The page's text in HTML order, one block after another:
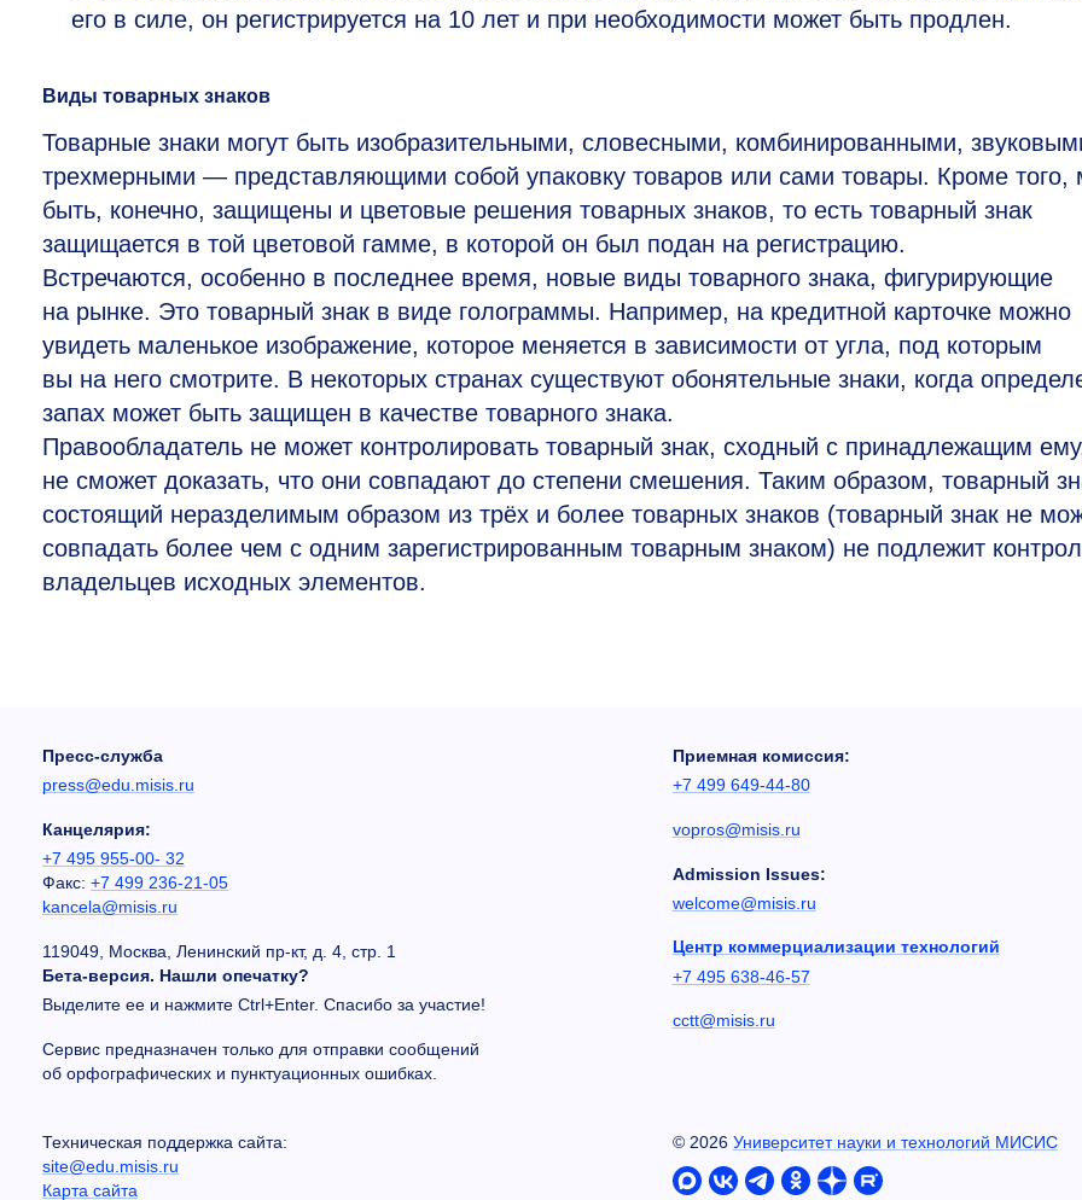
его в силе, он регистрируется на 10 лет и при необходимости может быть продлен.
Виды товарных знаков
Товарные знаки могут быть изобразительными, словесными, комбинированными,
трехмерными — представляющими собой упаковку товаров или сами товары. Кроме того,
быть, конечно, защищены и цветовые решения товарных знаков, то есть товарный знак
защищается в той цветовой гамме, в которой он был подан на регистрацию.
Встречаются, особенно в последнее время, новые виды товарного знака, фигурирующие
на рынке. Это товарный знак в виде голограммы. Например, на кредитной карточке можно
увидеть маленькое изображение, которое меняется в зависимости от угла, под которым
вы на него смотрите. В некоторых странах существуют обонятельные знаки, когда
запах может быть защищен в качестве товарного знака.
Правообладатель не может контролировать товарный знак, сходный с принадлежащим
не сможет доказать, что они совпадают до степени смешения. Таким образом, товарный
состоящий неразделимым образом из трёх и более товарных знаков (товарный знак не
совпадать более чем с одним зарегистрированным товарным знаком) не подлежит
владельцев исходных элементов.
Пресс-служба
press@edu.misis.ru
Канцелярия:
+7 495 955-00- 32
Факс: +7 499 236-21-05
kancela@misis.ru
119049, Москва, Ленинский пр-кт, д. 4, стр. 1
Бета-версия. Нашли опечатку?
Выделите ее и нажмите Ctrl+Enter. Спасибо за участие!
Сервис предназначен только для отправки сообщений
об орфографических и пунктуационных ошибках.
Приемная комиссия:
+7 499 649-44-80
vopros@misis.ru
Admission Issues:
welcome@misis.ru
Центр коммерциализации технологий
+7 495 638-46-57
cctt@misis.ru
Техническая поддержка сайта:
site@edu.misis.ru
Карта сайта
© 2026 Университет науки и технологий МИСИС